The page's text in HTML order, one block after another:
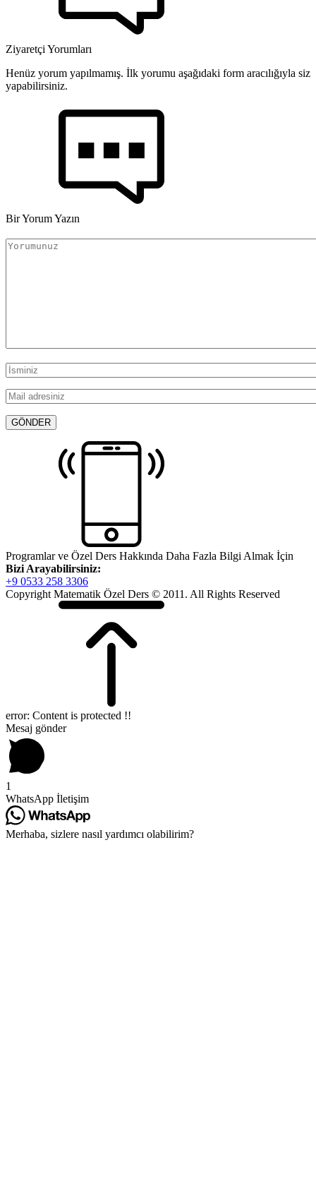
Ziyaretçi Yorumları
Henüz yorum yapılmamış. İlk yorumu aşağıdaki form aracılığıyla siz
yapabilirsiniz.
Bir Yorum Yazın
Programlar ve Özel Ders Hakkında Daha Fazla Bilgi Almak İçin
Bizi Arayabilirsiniz:
+9 0533 258 3306
Copyright Matematik Özel Ders © 2011. All Rights Reserved
error: Content is protected !!
Mesaj gönder
1
WhatsApp İletişim
Merhaba, sizlere nasıl yardımcı olabilirim?